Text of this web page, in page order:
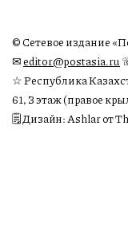
© Сетевое издание
✉︎editor@postasia.ru
☆ Республика
61, 3 этаж (правое
🗒 Дизайн: Ashlar от